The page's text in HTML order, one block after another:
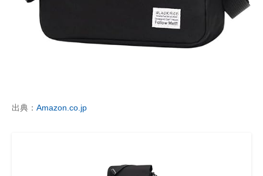
出典： Amazon.co.jp